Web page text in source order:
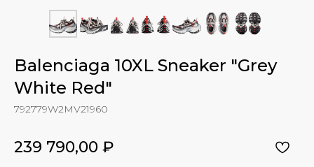
Balenciaga 10XL Sneaker "Grey
White Red"
792779W2MV21960
239 790,00 ₽